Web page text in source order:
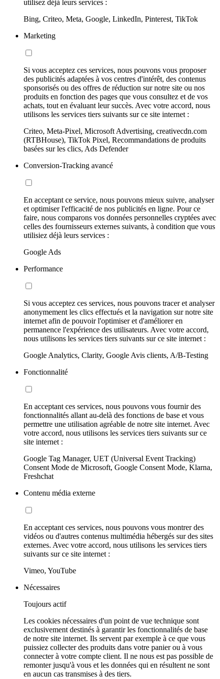
utilisez déjà leurs services :
Bing, Criteo, Meta, Google, LinkedIn, Pinterest, TikTok
Marketing
Si vous acceptez ces services, nous pouvons vous proposer
des publicités adaptées à vos centres d'intérêt, des contenus
sponsorisés ou des offres de réduction sur notre site ou nos
produits en fonction des pages que vous consultez et de vos
achats, tout en évaluant leur succès. Avec votre accord, nous
utilisons les services tiers suivants sur ce site internet :
Criteo, Meta-Pixel, Microsoft Advertising, creativecdn.com
(RTBHouse), TikTok Pixel, Recommandations de produits
basées sur les clics, Ads Defender
Conversion-Tracking avancé
En acceptant ce service, nous pouvons mieux suivre, analyser
et optimiser l'efficacité de nos publicités en ligne. Pour ce
faire, nous comparons vos données personnelles cryptées avec
celles des fournisseurs externes suivants, à condition que vous
utilisiez déjà leurs services :
Google Ads
Performance
Si vous acceptez ces services, nous pouvons tracer et analyser
anonymement les clics effectués et la navigation sur notre site
internet afin de pouvoir l'optimiser et d'améliorer en
permanence l'expérience des utilisateurs. Avec votre accord,
nous utilisons les services tiers suivants sur ce site internet :
Google Analytics, Clarity, Google Avis clients, A/B-Testing
Fonctionnalité
En acceptant ces services, nous pouvons vous fournir des
fonctionnalités allant au-delà des fonctions de base et vous
permettre une utilisation agréable de notre site internet. Avec
votre accord, nous utilisons les services tiers suivants sur ce
site internet :
Google Tag Manager, UET (Universal Event Tracking)
Consent Mode de Microsoft, Google Consent Mode, Klarna,
Freshchat
Contenu média externe
En acceptant ces services, nous pouvons vous montrer des
vidéos ou d'autres contenus multimédia hébergés sur des sites
externes. Avec votre accord, nous utilisons les services tiers
suivants sur ce site internet :
Vimeo, YouTube
Nécessaires
Toujours actif
Les cookies nécessaires d'un point de vue technique sont
exclusivement destinés à garantir les fonctionnalités de base
de notre site internet. Ils servent par exemple à ce que vous
puissiez collecter des produits dans votre panier ou à vous
connecter à votre compte client. Il ne nous est pas possible de
remonter jusqu'à vous et les données qui en résultent ne sont
en aucun cas transmises à des tiers.